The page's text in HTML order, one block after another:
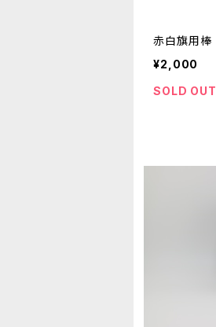
赤白旗用棒
¥2,000
SOLD OUT